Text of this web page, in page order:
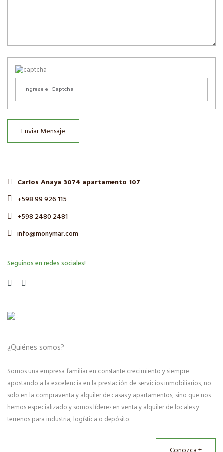
Enviar Mensaje
Carlos Anaya 3074 apartamento 107
+598 99 926 115
+598 2480 2481
info@monymar.com
Seguinos en redes sociales!
¿Quiénes somos?
Somos una empresa familiar en constante crecimiento y siempre
apostando a la excelencia en la prestación de servicios inmobiliarios, no
solo en la compraventa y alquiler de casas y apartamentos, sino que nos
hemos especializado y somos líderes en venta y alquiler de locales y
terrenos para industria, logística o depósito.